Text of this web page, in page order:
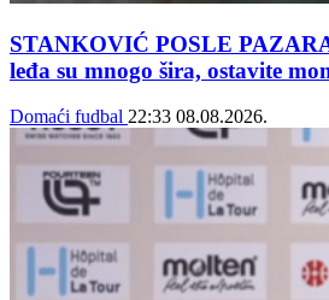
STANKOVIĆ POSLE
leđa su mnogo šira, ostavite
Domaći fudbal 22:33 08.08.2026.